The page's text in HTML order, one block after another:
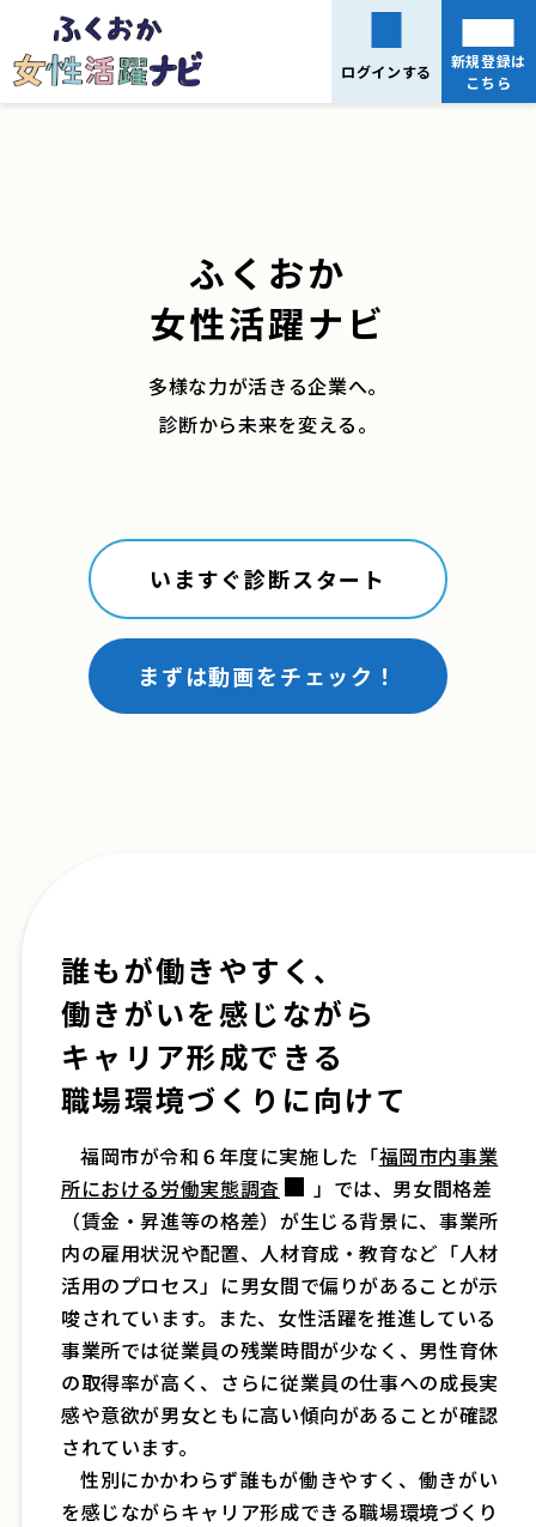
ログインする
新規登録は
こちら
ふくおか
女性活躍ナビ
多様な力が活きる企業へ。
診断から未来を変える。
いますぐ診断スタート
まずは動画をチェック！
誰もが働きやすく、
働きがいを感じながら
キャリア形成できる
職場環境づくりに向けて
福岡市が令和６年度に実施した「福岡市内事業
所における労働実態調査
」では、男女間格差
（賃金・昇進等の格差）が生じる背景に、事業所
内の雇用状況や配置、人材育成・教育など「人材
活用のプロセス」に男女間で偏りがあることが示
唆されています。また、女性活躍を推進している
事業所では従業員の残業時間が少なく、男性育休
の取得率が高く、さらに従業員の仕事への成長実
感や意欲が男女ともに高い傾向があることが確認
されています。
性別にかかわらず誰もが働きやすく、働きがい
を感じながらキャリア形成できる職場環境づくり